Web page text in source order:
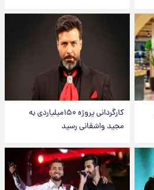
کارگردانی پروژه ۱۵۰میلیاردی به
مجید واشقانی رسید